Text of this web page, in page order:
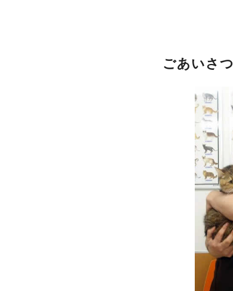
ごあいさつ